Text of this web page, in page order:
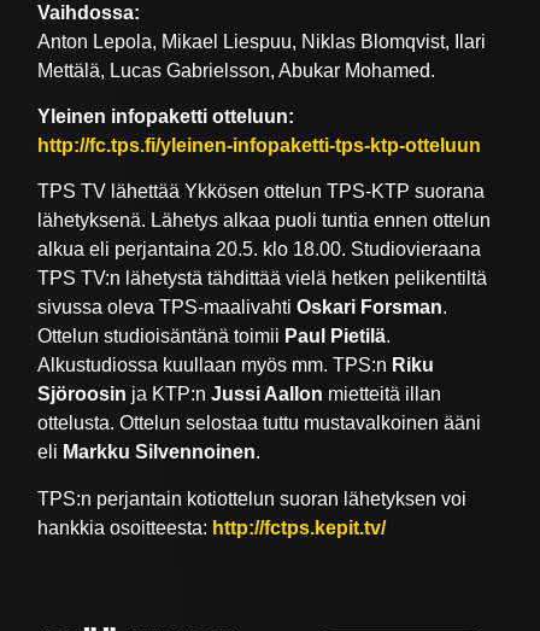
Vaihdossa:
Anton Lepola, Mikael Liespuu, Niklas Blomqvist, Ilari
Mettälä, Lucas Gabrielsson, Abukar Mohamed.
Yleinen infopaketti otteluun:
http://fc.tps.fi/yleinen-infopaketti-tps-ktp-otteluun
TPS TV lähettää Ykkösen ottelun TPS-KTP suorana
lähetyksenä. Lähetys alkaa puoli tuntia ennen ottelun
alkua eli perjantaina 20.5. klo 18.00. Studiovieraana
TPS TV:n lähetystä tähdittää vielä hetken pelikentiltä
sivussa oleva TPS-maalivahtiOskari Forsman.
Ottelun studioisäntänä toimii Paul Pietilä.
Alkustudiossa kuullaan myös mm. TPS:n Riku
Sjöroosin ja KTP:nJussi Aallon mietteitä illan
ottelusta. Ottelun selostaa tuttu mustavalkoinen ääni
eli Markku Silvennoinen.
TPS:n perjantain kotiottelun suoran lähetyksen voi
hankkia osoitteesta: http://fctps.kepit.tv/